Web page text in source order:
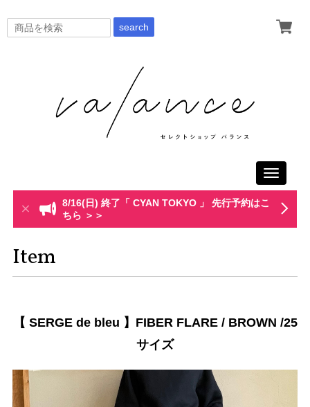
search
Toggle
8/16(日) 終了「 CYAN TOKYO 」 先行予約はこ
ちら ＞＞
Item
【 SERGE de bleu 】FIBER FLARE / BROWN /25
サイズ